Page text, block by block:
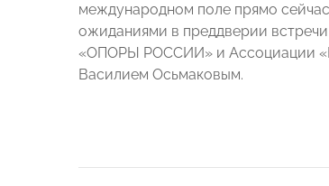
международном поле прямо
ожиданиями в преддверии
«ОПОРЫ РОССИИ» и Ассоциации
Василием Осьмаковым.